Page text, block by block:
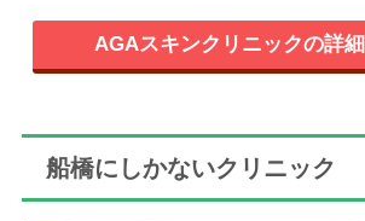
AGAスキンクリニックの詳
船橋にしかないクリニック